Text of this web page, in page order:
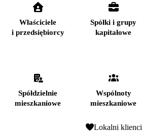
Właściciele
i przedsiębiorcy
Spółki i grupy
kapitałowe
Spółdzielnie
mieszkaniowe
Wspólnoty
mieszkaniowe
Lokalni klienci